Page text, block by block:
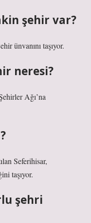
şehir var?
ünvanını taşıyor.
neresi?
Ağı’na
Seferihisar,
taşıyor.
şehri